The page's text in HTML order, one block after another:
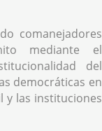
comanejadores
mediante el
del
democráticas en
y las instituciones